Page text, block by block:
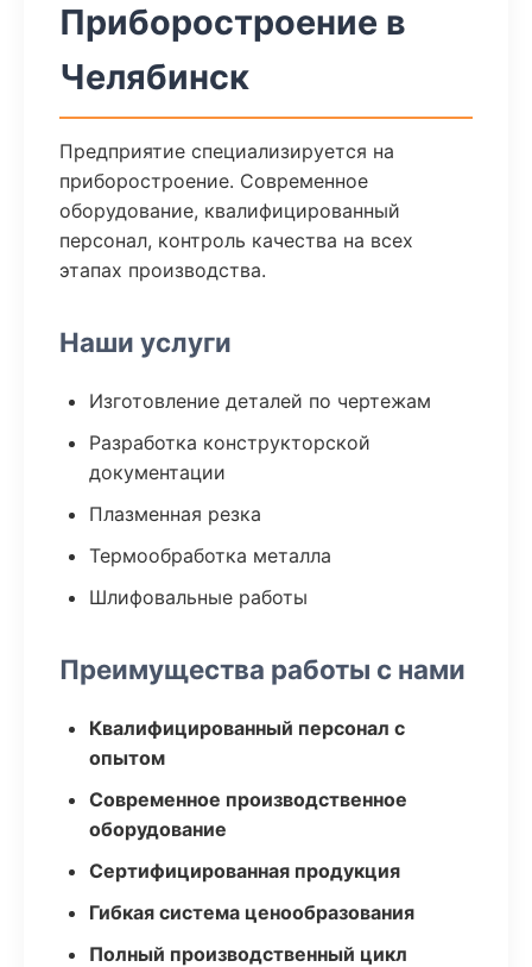
Приборостроение в
Челябинск
Предприятие специализируется на
приборостроение. Современное
оборудование, квалифицированный
персонал, контроль качества на всех
этапах производства.
Наши услуги
Изготовление деталей по чертежам
Разработка конструкторской
документации
Плазменная резка
Термообработка металла
Шлифовальные работы
Преимущества работы с нами
Квалифицированный персонал с
опытом
Современное производственное
оборудование
Сертифицированная продукция
Гибкая система ценообразования
Полный производственный цикл